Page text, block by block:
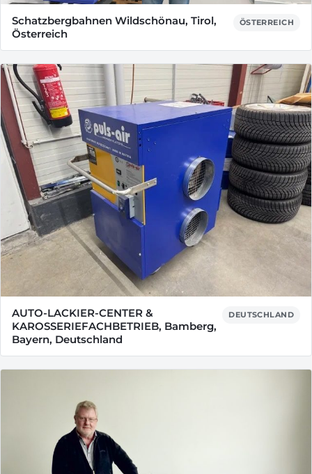
Schatzbergbahnen Wildschönau, Tirol,
Österreich
ÖSTERREICH
AUTO-LACKIER-CENTER &
KAROSSERIEFACHBETRIEB, Bamberg,
Bayern, Deutschland
DEUTSCHLAND